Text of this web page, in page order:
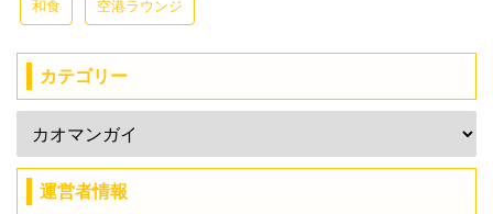
和食 空港ラウンジ
カテゴリー
運営者情報